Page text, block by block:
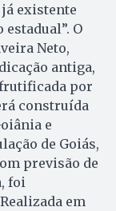
existente
O
Neto,
antiga,
frutificada por
construída
e
de Goiás,
previsão de
foi
em